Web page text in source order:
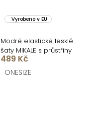
Vyrobeno v EU
Modré elastické lesklé
šaty MIKALE s průstřihy
489 Kč
ONESIZE